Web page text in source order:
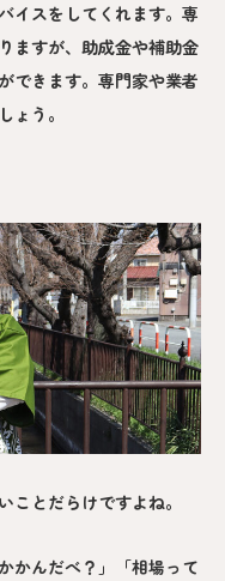
イスをしてくれます。専
ますが、助成金や補助金
できます。専門家や業者
ょう。
とだらけですよね。
かんだべ？」「相場って